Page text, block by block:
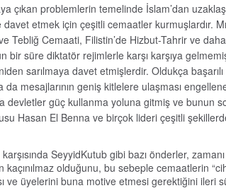
çıkan problemlerin temelinde İslam’dan
etmek için çeşitli cemaatler kurmuşlardır.
Tebliğ Cemaati, Filistin’de Hizbut-Tahrir ve
bir süre diktatör rejimlerle karşı karşıya
sarılmaya davet etmişlerdir. Oldukça
mesajlarının geniş kitlelere ulaşması
devletler güç kullanma yoluna gitmiş ve bunun
Hasan El Benna ve birçok lideri çeşitli
SeyyidKutub gibi bazı önderler,
olduğunu, bu sebeple cemaatlerin
ve üyelerini buna motive etmesi gerektiğini ileri